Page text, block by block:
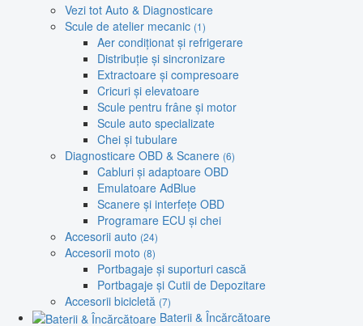
Vezi tot Auto & Diagnosticare
Scule de atelier mecanic (1)
Aer condiționat și refrigerare
Distribuție și sincronizare
Extractoare și compresoare
Cricuri și elevatoare
Scule pentru frâne și motor
Scule auto specializate
Chei și tubulare
Diagnosticare OBD & Scanere (6)
Cabluri și adaptoare OBD
Emulatoare AdBlue
Scanere și interfețe OBD
Programare ECU și chei
Accesorii auto (24)
Accesorii moto (8)
Portbagaje și suporturi cască
Portbagaje și Cutii de Depozitare
Accesorii bicicletă (7)
Baterii & Încărcătoare